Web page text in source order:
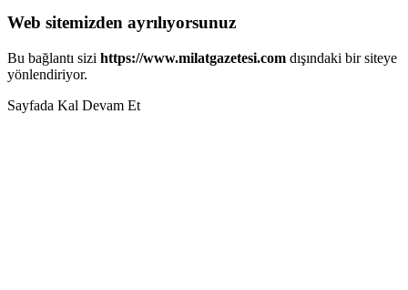
Web sitemizden ayrılıyorsunuz
Bu bağlantı sizi https://www.milatgazetesi.com dışındaki bir siteye
yönlendiriyor.
Sayfada Kal Devam Et